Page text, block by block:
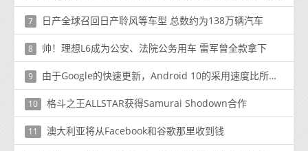
7 日产全球召回日产聆风等车型 总数约为138万辆汽车
8 帅！理想L6成为公安、法院公务用车 雷军曾全款拿下
9 由于Google的快速更新，Android 10的采用速度比所有其他版本都要快
10 格斗之王ALLSTAR获得Samurai Shodown合作
11 澳大利亚将从Facebook和谷歌那里收到钱